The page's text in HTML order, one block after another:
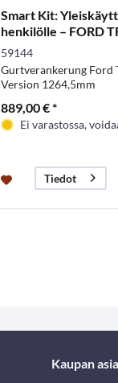
Smart Kit:
henkilölle – FORD
59144
Gurtverankerung Ford
Version 1264,5mm
889,00 € *
Ei varastossa,
Tiedot
Kaupan